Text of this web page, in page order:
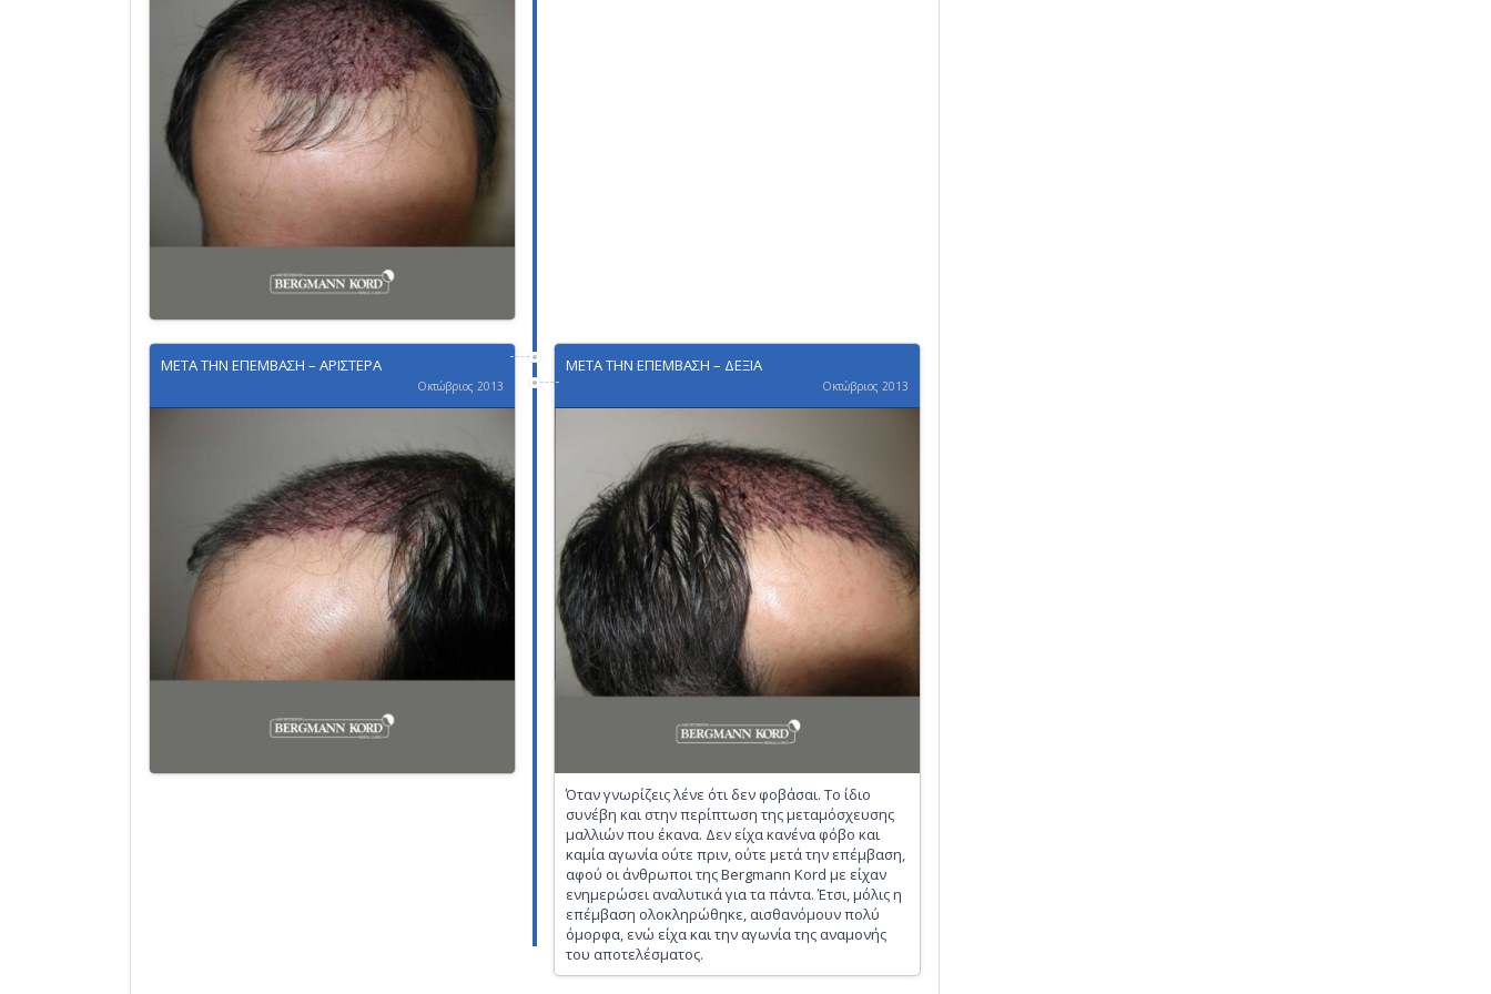
ΜΕΤΑ ΤΗΝ ΕΠΕΜΒΑΣΗ – ΑΡΙΣΤΕΡΑ
Οκτώβριος 2013
ΜΕΤΑ ΤΗΝ ΕΠΕΜΒΑΣΗ – ΔΕΞΙΑ
Οκτώβριος 2013
Όταν γνωρίζεις λένε ότι δεν φοβάσαι. Το ίδιο
συνέβη και στην περίπτωση της μεταμόσχευσης
μαλλιών που έκανα. Δεν είχα κανένα φόβο και
καμία αγωνία ούτε πριν, ούτε μετά την επέμβαση,
αφού οι άνθρωποι της Bergmann Kord με είχαν
ενημερώσει αναλυτικά για τα πάντα. Έτσι, μόλις η
επέμβαση ολοκληρώθηκε, αισθανόμουν πολύ
όμορφα, ενώ είχα και την αγωνία της αναμονής
του αποτελέσματος.